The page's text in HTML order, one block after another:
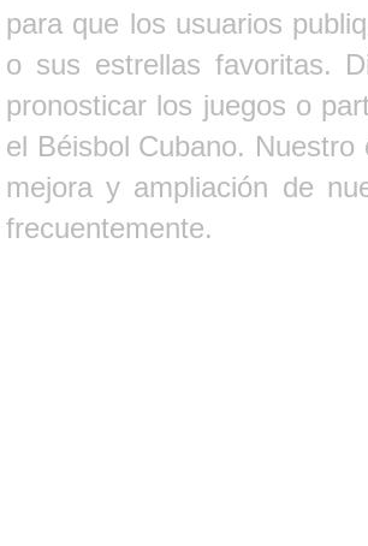
para que los usuarios
o sus estrellas favoritas.
pronosticar los juegos o
el Béisbol Cubano.
mejora y ampliación de
frecuentemente.